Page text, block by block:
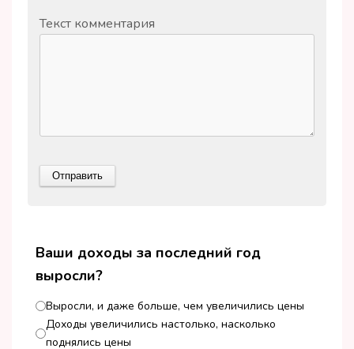
Текст комментария
Ваши доходы за последний год
выросли?
Выросли, и даже больше, чем увеличились цены
Доходы увеличились настолько, насколько
поднялись цены